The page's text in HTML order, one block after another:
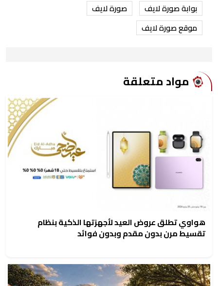
بوابة صورة لايف
صورة لايف
موقع صورة لايف
مواد متعلقة
هواوي تطلق عروض العيد لأجهزتها الذكية بنظام
تقسيط مرن بدون مقدم وبدون فوائد